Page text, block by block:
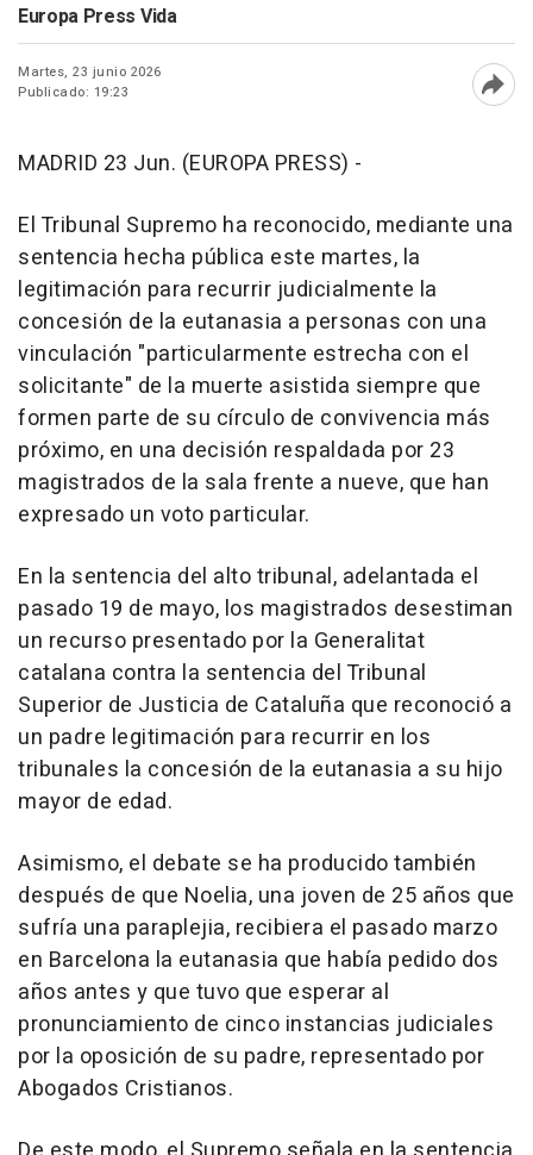
Europa Press Vida
Martes, 23 junio 2026
Publicado: 19:23
MADRID 23 Jun. (EUROPA PRESS) -
El Tribunal Supremo ha reconocido, mediante una
sentencia hecha pública este martes, la
legitimación para recurrir judicialmente la
concesión de la eutanasia a personas con una
vinculación "particularmente estrecha con el
solicitante" de la muerte asistida siempre que
formen parte de su círculo de convivencia más
próximo, en una decisión respaldada por 23
magistrados de la sala frente a nueve, que han
expresado un voto particular.
En la sentencia del alto tribunal, adelantada el
pasado 19 de mayo, los magistrados desestiman
un recurso presentado por la Generalitat
catalana contra la sentencia del Tribunal
Superior de Justicia de Cataluña que reconoció a
un padre legitimación para recurrir en los
tribunales la concesión de la eutanasia a su hijo
mayor de edad.
Asimismo, el debate se ha producido también
después de que Noelia, una joven de 25 años que
sufría una paraplejia, recibiera el pasado marzo
en Barcelona la eutanasia que había pedido dos
años antes y que tuvo que esperar al
pronunciamiento de cinco instancias judiciales
por la oposición de su padre, representado por
Abogados Cristianos.